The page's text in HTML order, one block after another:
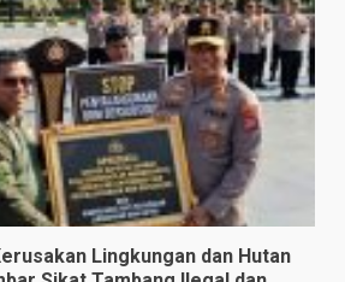
Lingkungan dan Hutan